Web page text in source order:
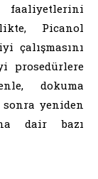
faaliyetlerini
Picanol
çalışmasını
prosedürlere
dokuma
yeniden
dair bazı